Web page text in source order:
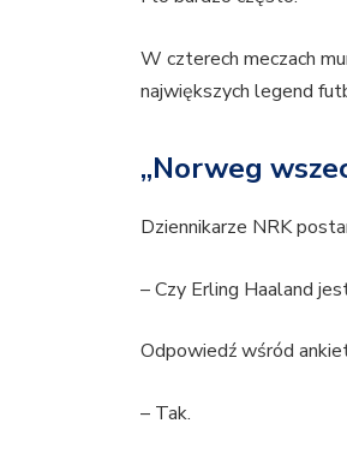
W czterech meczach
największych legend
„Norweg
Dziennikarze NRK
– Czy Erling Haaland
Odpowiedź wśród
– Tak.